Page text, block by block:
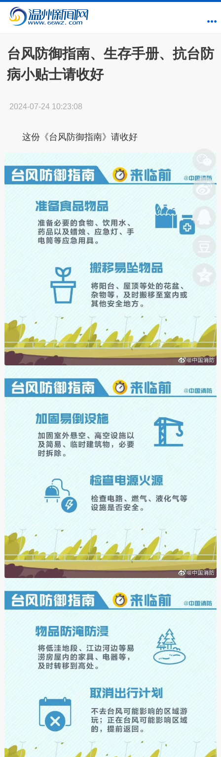
台风防御指南、生存手册、抗台防
病小贴士请收好
2024-07-24 10:23:08
这份《台风防御指南》请收好